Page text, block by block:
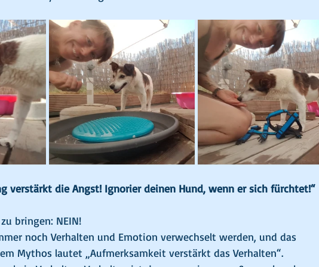
verstärkt die Angst! Ignorier deinen Hund, wenn er sich fürchtet!“
bringen: NEIN!
noch Verhalten und Emotion verwechselt werden, und das
Mythos lautet „Aufmerksamkeit verstärkt das Verhalten“.